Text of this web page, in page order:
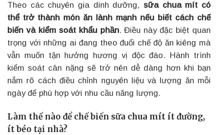
Theo các chuyên gia dinh dưỡng, sữa chua mít có
thể trở thành món ăn lành mạnh nếu biết cách chế
biến và kiểm soát khẩu phần. Điều này đặc biệt quan
trọng với những ai đang theo đuổi chế độ ăn kiêng mà
vẫn muốn tận hưởng hương vị độc đáo. Hành trình
kiểm soát cân nặng sẽ trở nên dễ dàng hơn khi bạn
nắm rõ cách điều chỉnh nguyên liệu và lượng ăn mỗi
ngày để phù hợp với nhu cầu năng lượng.
Làm thế nào để chế biến sữa chua mít ít đường,
ít béo tại nhà?